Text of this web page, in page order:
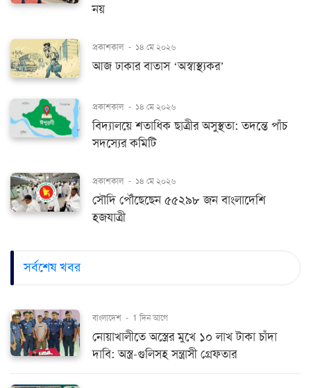
নয়
প্রকাশকাল - ১৪ মে ২০২৬
আজ ঢাকার বাতাস ‘অস্বাস্থ্যকর’
প্রকাশকাল - ১৪ মে ২০২৬
বিদ্যালয়ে শতাধিক ছাত্রীর অসুস্থতা: তদন্তে পাঁচ
সদস্যের কমিটি
প্রকাশকাল - ১৪ মে ২০২৬
সৌদি পৌঁছেছেন ৫৫২৯৮ জন বাংলাদেশি
হজযাত্রী
সর্বশেষ খবর
বাংলাদেশ - 1 দিন আগে
নোয়াখালীতে অস্ত্রের মুখে ১০ লাখ টাকা চাঁদা
দাবি: অস্ত্র-গুলিসহ সন্ত্রাসী গ্রেফতার